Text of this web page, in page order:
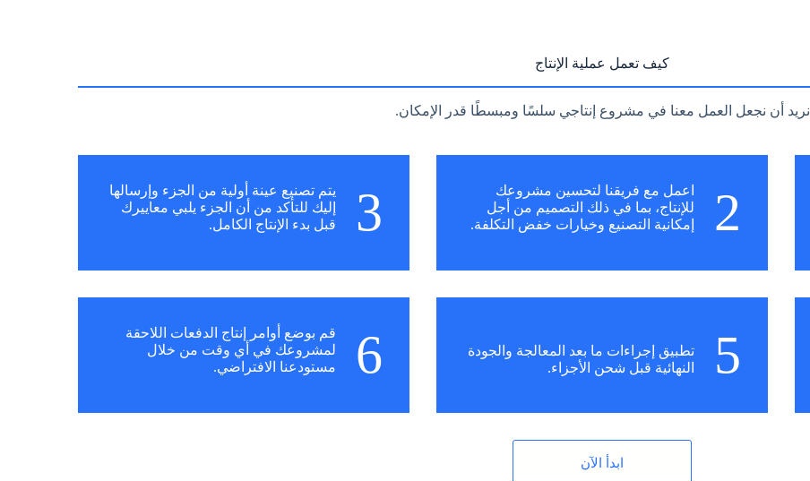
كيف تعمل عملية الإنتاج
نريد أن نجعل العمل معنا في مشروع إنتاجي سلسًا ومبسطًا قدر الإمكان.
2
اعمل مع فريقنا لتحسين مشروعك
للإنتاج، بما في ذلك التصميم من أجل
إمكانية التصنيع وخيارات خفض التكلفة.
3
يتم تصنيع عينة أولية من الجزء وإرسالها
إليك للتأكد من أن الجزء يلبي معاييرك
قبل بدء الإنتاج الكامل.
5
تطبيق إجراءات ما بعد المعالجة والجودة
النهائية قبل شحن الأجزاء.
6
قم بوضع أوامر إنتاج الدفعات اللاحقة
لمشروعك في أي وقت من خلال
مستودعنا الافتراضي.
ابدأ الآن